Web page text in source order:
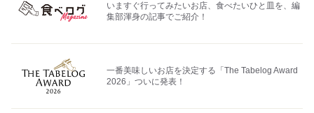
いますぐ行ってみたいお店、食べたいひと皿を、編
集部渾身の記事でご紹介！
一番美味しいお店を決定する「The Tabelog Award
2026」ついに発表！